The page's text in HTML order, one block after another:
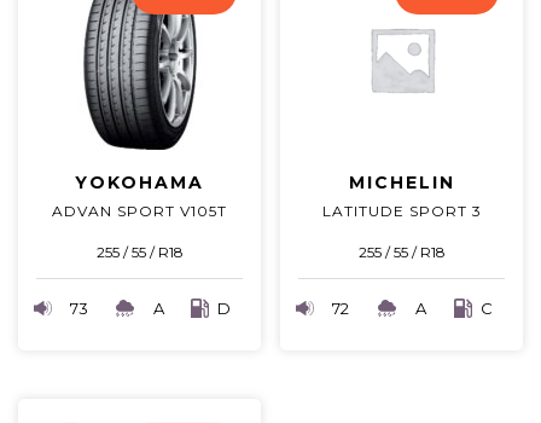
YOKOHAMA
ADVAN SPORT V105T
255 / 55 / R18
73 A D
MICHELIN
LATITUDE SPORT 3
255 / 55 / R18
72 A C